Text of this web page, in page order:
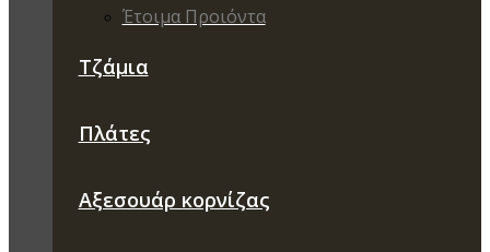
Έτοιμα Προιόντα
Τζάμια
Πλάτες
Αξεσουάρ κορνίζας